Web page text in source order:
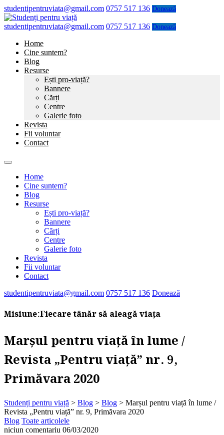
studentipentruviata@gmail.com 0757 517 136 Donează
studentipentruviata@gmail.com 0757 517 136 Donează
Home
Cine suntem?
Blog
Resurse
Ești pro-viață?
Bannere
Cărți
Centre
Galerie foto
Revista
Fii voluntar
Contact
Home
Cine suntem?
Blog
Resurse
Ești pro-viață?
Bannere
Cărți
Centre
Galerie foto
Revista
Fii voluntar
Contact
studentipentruviata@gmail.com 0757 517 136 Donează
Misiune:Fiecare tânăr să aleagă viața
Marșul pentru viață în lume /
Revista „Pentru viață” nr. 9,
Primăvara 2020
Studenți pentru viață > Blog > Blog > Marșul pentru viață în lume /
Revista „Pentru viață” nr. 9, Primăvara 2020
Blog Toate articolele
niciun comentariu 06/03/2020